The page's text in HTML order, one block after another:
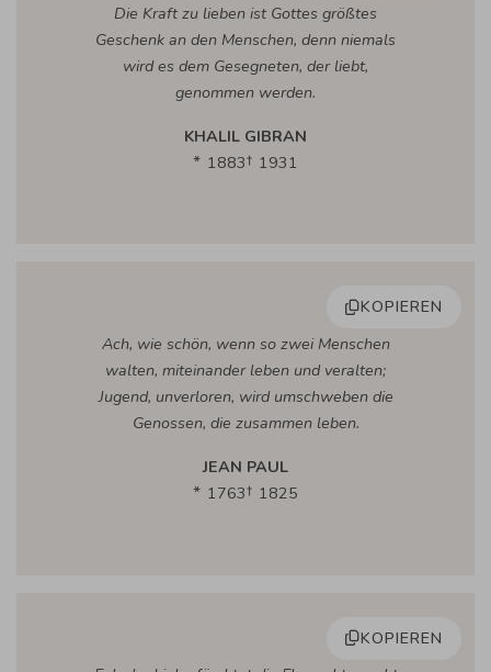
Die Kraft zu lieben ist Gottes größtes
Geschenk an den Menschen, denn niemals
wird es dem Gesegneten, der liebt,
genommen werden.
KHALIL GIBRAN
1883
1931
KOPIEREN
Ach, wie schön, wenn so zwei Menschen
walten, miteinander leben und veralten;
Jugend, unverloren, wird umschweben die
Genossen, die zusammen leben.
JEAN PAUL
1763
1825
KOPIEREN